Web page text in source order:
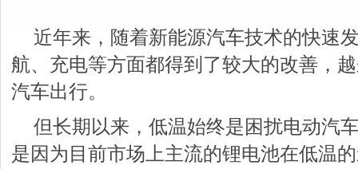
近年来，随着新能源汽车技术的快速
航、充电等方面都得到了较大的改善，
汽车出行。
但长期以来，低温始终是困扰电动汽
是因为目前市场上主流的锂电池在低温